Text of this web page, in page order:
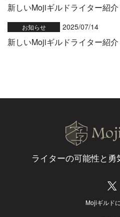
新しいMojiギルドライター紹
お知らせ 2025/07/14
新しいMojiギルドライター紹
ライターの可能性と 勇
Mojiギルド